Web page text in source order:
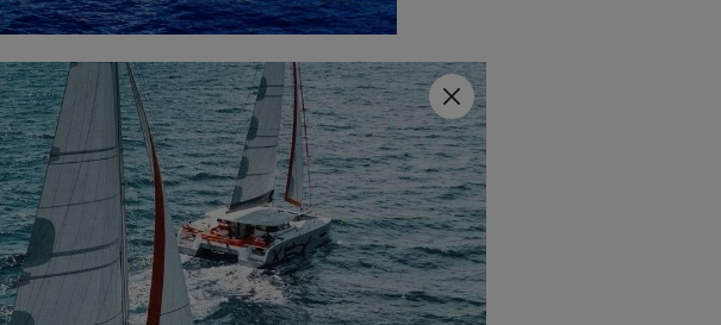
Monaten haben wir die Geschichteseiner
um den neuesten Part seines Abenteuers
an Bord seiner Excess 11 eingebaut wurden und
Schließen